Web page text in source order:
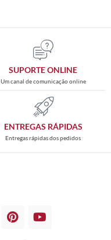
SUPORTE ONLINE
Um canal de comunicação online
ENTREGAS RÁPIDAS
Entregas rápidas dos pedidos